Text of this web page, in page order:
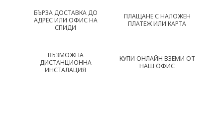
БЪРЗА ДОСТАВКА ДО
АДРЕС ИЛИ ОФИС НА
СПИДИ
ПЛАЩАНЕ С НАЛОЖЕН
ПЛАТЕЖ ИЛИ КАРТА
ВЪЗМОЖНА
ДИСТАНЦИОННА
ИНСТАЛАЦИЯ
КУПИ ОНЛАЙН ВЗЕМИ ОТ
НАШ ОФИС